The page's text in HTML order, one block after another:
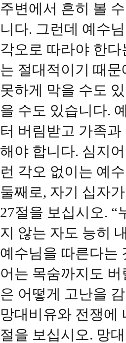
주변에서 흔히 볼
니다. 그런데 예수
각오로 따라야 한
는 절대적이기 때
못하게 막을 수도
을 수도 있습니다.
터 버림받고 가족
해야 합니다. 심지
런 각오 없이는 예
둘째로, 자기 십자
27절을 보십시오. “
지 않는 자도 능히
예수님을 따른다는
어는 목숨까지도
은 어떻게 고난을
망대비유와 전쟁에
절을 보십시오. 망